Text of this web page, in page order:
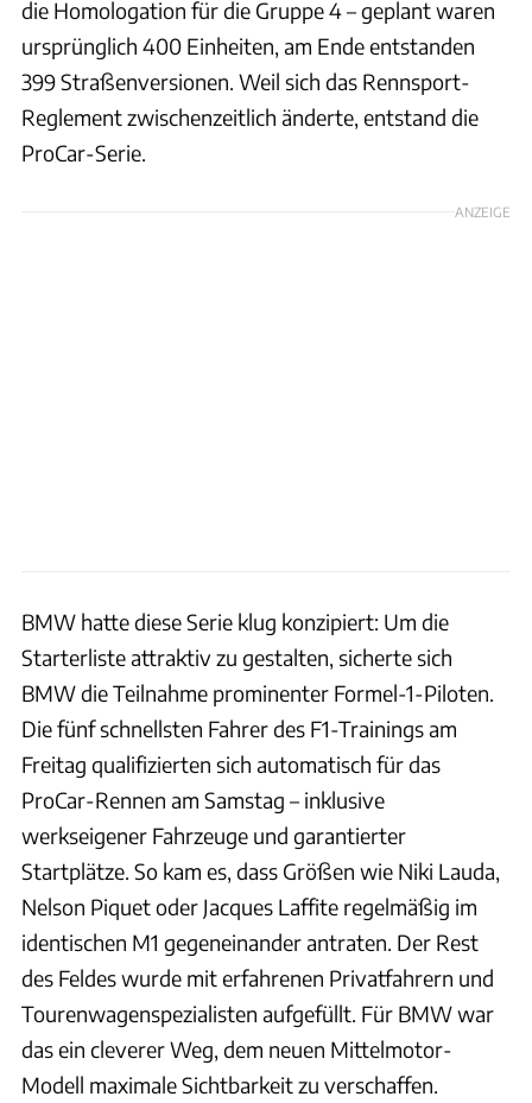
die Homologation für die Gruppe 4 – geplant waren
ursprünglich 400 Einheiten, am Ende entstanden
399 Straßenversionen. Weil sich das Rennsport-
Reglement zwischenzeitlich änderte, entstand die
ProCar-Serie.
ANZEIGE
BMW hatte diese Serie klug konzipiert: Um die
Starterliste attraktiv zu gestalten, sicherte sich
BMW die Teilnahme prominenter Formel-1-Piloten.
Die fünf schnellsten Fahrer des F1-Trainings am
Freitag qualifizierten sich automatisch für das
ProCar-Rennen am Samstag – inklusive
werkseigener Fahrzeuge und garantierter
Startplätze. So kam es, dass Größen wie Niki Lauda,
Nelson Piquet oder Jacques Laffite regelmäßig im
identischen M1 gegeneinander antraten. Der Rest
des Feldes wurde mit erfahrenen Privatfahrern und
Tourenwagenspezialisten aufgefüllt. Für BMW war
das ein cleverer Weg, dem neuen Mittelmotor-
Modell maximale Sichtbarkeit zu verschaffen.